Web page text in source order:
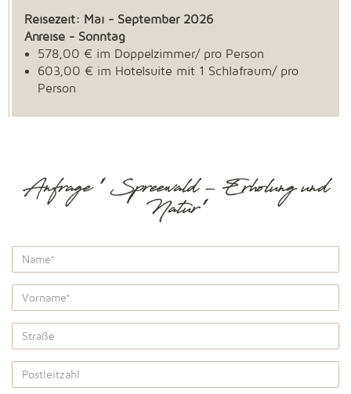
Reisezeit: Mai - September 2026
Anreise - Sonntag
578,00 € im Doppelzimmer/ pro Person
603,00 € im Hotelsuite mit 1 Schlafraum/ pro
Person
Anfrage " Spreewald - Erholung und
Natur"